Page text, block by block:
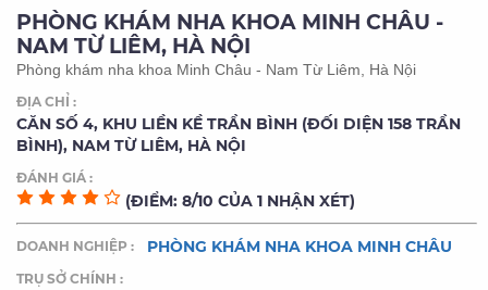
PHÒNG KHÁM NHA KHOA MINH CHÂU -
NAM TỪ LIÊM, HÀ NỘI
Phòng khám nha khoa Minh Châu - Nam Từ Liêm, Hà Nội
ĐỊA CHỈ :
CĂN SỐ 4, KHU LIỀN KỀ TRẦN BÌNH (ĐỐI DIỆN 158 TRẦN
BÌNH), NAM TỪ LIÊM, HÀ NỘI
ĐÁNH GIÁ :
(ĐIỂM: 8/10 CỦA 1 NHẬN XÉT)
DOANH NGHIỆP : PHÒNG KHÁM NHA KHOA MINH CHÂU
TRỤ SỞ CHÍNH :